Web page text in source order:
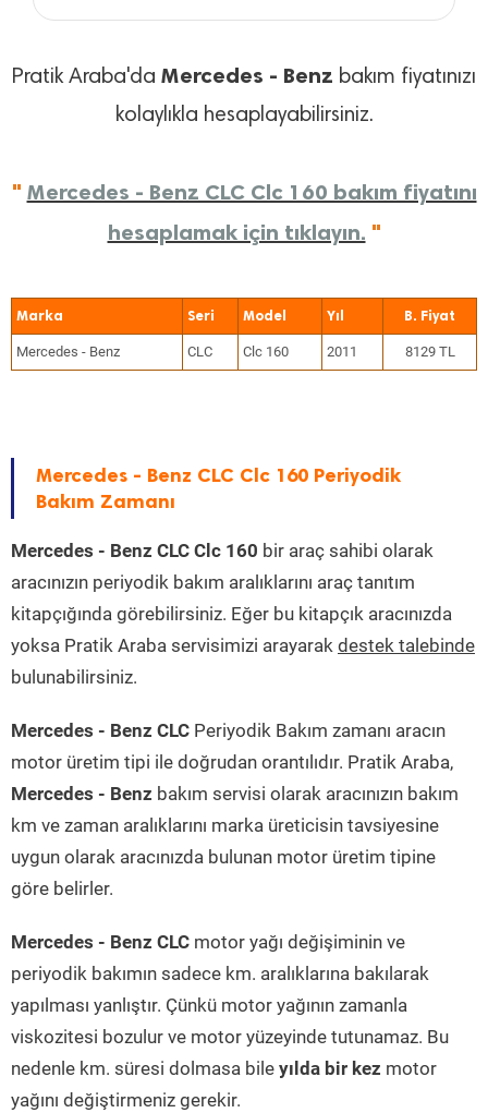
Pratik Araba'da Mercedes - Benz bakım fiyatınızı
kolaylıkla hesaplayabilirsiniz.
" Mercedes - Benz CLC Clc 160 bakım fiyatını
hesaplamak için tıklayın. "
Marka Seri Model Yıl
Mercedes - Benz CLC Clc 160 2011 8129 TL
Mercedes - Benz CLC Clc 160 Periyodik
Bakım Zamanı
Mercedes - Benz CLC Clc 160 bir araç sahibi olarak
aracınızın periyodik bakım aralıklarını araç tanıtım
kitapçığında görebilirsiniz. Eğer bu kitapçık aracınızda
yoksa Pratik Araba servisimizi arayarak destek talebinde
bulunabilirsiniz.
Mercedes - Benz CLC Periyodik Bakım zamanı aracın
motor üretim tipi ile doğrudan orantılıdır. Pratik Araba,
Mercedes - Benz bakım servisi olarak aracınızın bakım
km ve zaman aralıklarını marka üreticisin tavsiyesine
uygun olarak aracınızda bulunan motor üretim tipine
göre belirler.
Mercedes - Benz CLC motor yağı değişiminin ve
periyodik bakımın sadece km. aralıklarına bakılarak
yapılması yanlıştır. Çünkü motor yağının zamanla
viskozitesi bozulur ve motor yüzeyinde tutunamaz. Bu
nedenle km. süresi dolmasa bile yılda bir kez motor
yağını değiştirmeniz gerekir.